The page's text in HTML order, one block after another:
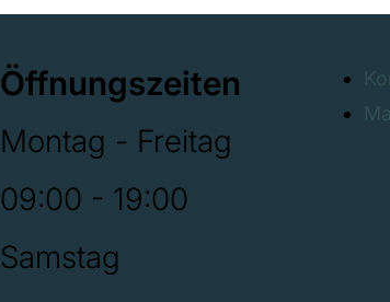
Öffnungszeiten
Montag - Freitag
09:00 - 19:00
Samstag